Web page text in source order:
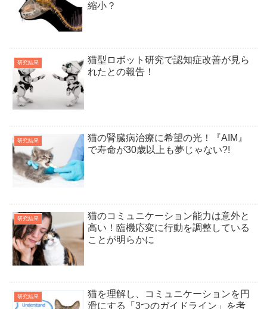
縮小？
研究結果
猫型ロボット研究で認知症改善が見ら
れたとの報告！
研究結果
猫の腎臓病治療に希望の光！『AIM』
で寿命が30歳以上も夢じゃない?!
研究結果
猫のコミュニケーション能力は意外と
高い！臨機応変に行動を調整している
ことが明らかに
研究結果
猫を理解し、コミュニケーションを円
滑にする「3つのガイドライン」を考